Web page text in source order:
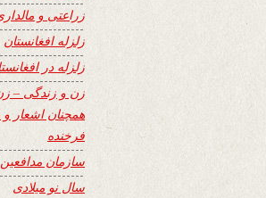
زراعتی و
زلزله افغانستان
زلزله در
زن و زندگی –
همچنان اشعار و
فرخنده
سازمان
سال نو میلادی